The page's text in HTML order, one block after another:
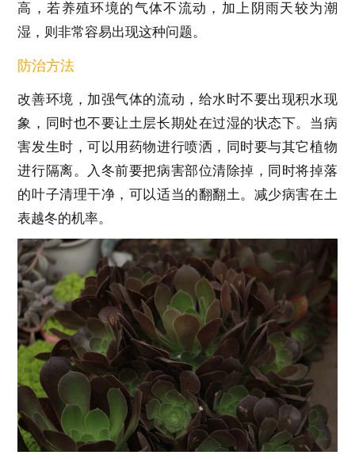
高，若养殖环境的气体不流动，加上阴雨天较为潮
湿，则非常容易出现这种问题。
防治方法
改善环境，加强气体的流动，给水时不要出现积水现
象，同时也不要让土层长期处在过湿的状态下。当病
害发生时，可以用药物进行喷洒，同时要与其它植物
进行隔离。入冬前要把病害部位清除掉，同时将掉落
的叶子清理干净，可以适当的翻翻土。减少病害在土
表越冬的机率。